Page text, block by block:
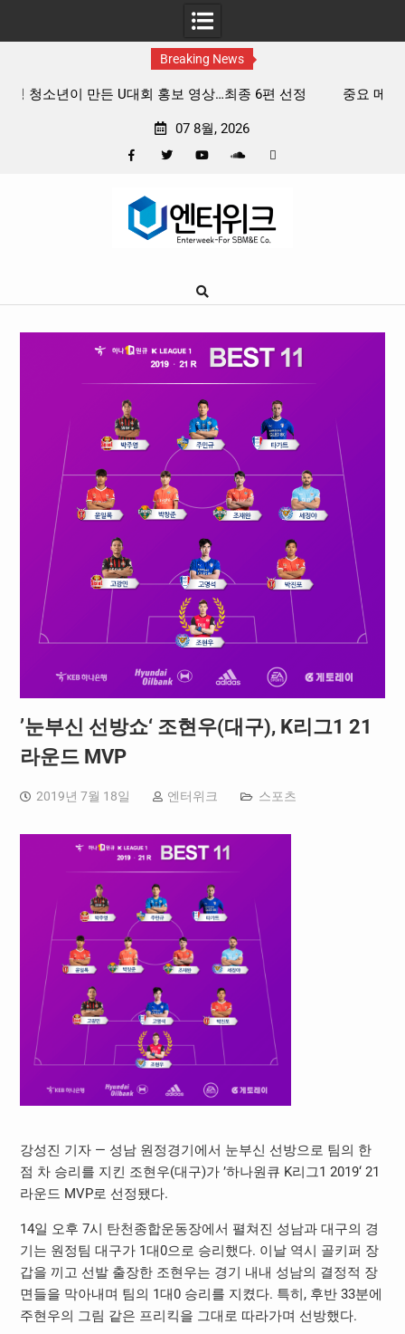
Breaking News
중요 메일메일 제목정준호 의원, 축구협회 슬그머니 만들고
07 8월, 2026
Google
’눈부신 선방쇼‘ 조현우(대구), K리그1 21
라운드 MVP
2019년 7월 18일 엔터위크 스포츠
강성진 기자 — 성남 원정경기에서 눈부신 선방으로 팀의 한
점 차 승리를 지킨 조현우(대구)가 ’하나원큐 K리그1 2019‘ 21
라운드 MVP로 선정됐다.
14일 오후 7시 탄천종합운동장에서 펼쳐진 성남과 대구의 경
기는 원정팀 대구가 1대0으로 승리했다. 이날 역시 골키퍼 장
갑을 끼고 선발 출장한 조현우는 경기 내내 성남의 결정적 장
면들을 막아내며 팀의 1대0 승리를 지켰다. 특히, 후반 33분에
주현우의 그림 같은 프리킥을 그대로 따라가며 선방했다.